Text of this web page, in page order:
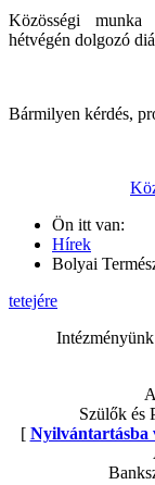
Közösségi
hétvégén dolgozó
Bármilyen kérdés,
Ön itt van:
Hírek
Bolyai
tetejére
Szülők és
[ Nyilvántartásba